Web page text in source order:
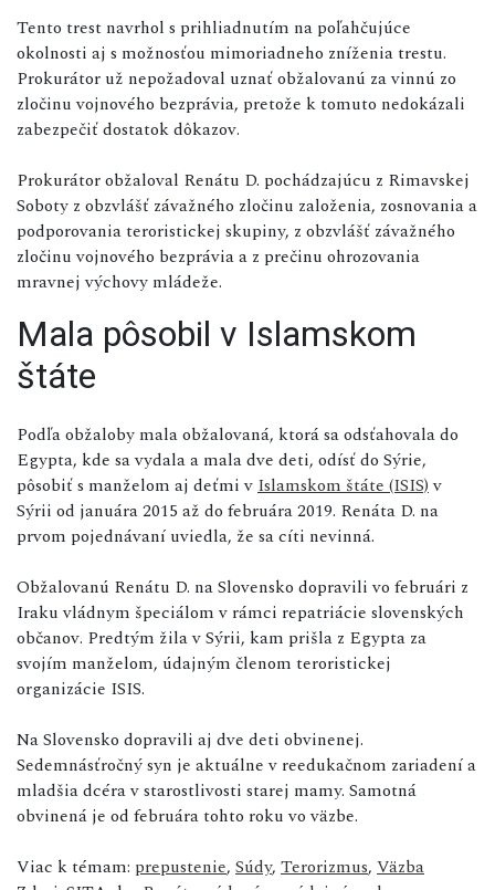
Tento trest navrhol s prihliadnutím na poľahčujúce
okolnosti aj s možnosťou mimoriadneho zníženia trestu.
Prokurátor už nepožadoval uznať obžalovanú za vinnú zo
zločinu vojnového bezprávia, pretože k tomuto nedokázali
zabezpečiť dostatok dôkazov.
Prokurátor obžaloval Renátu D. pochádzajúcu z Rimavskej
Soboty z obzvlášť závažného zločinu založenia, zosnovania a
podporovania teroristickej skupiny, z obzvlášť závažného
zločinu vojnového bezprávia a z prečinu ohrozovania
mravnej výchovy mládeže.
Mala pôsobil v Islamskom
štáte
Podľa obžaloby mala obžalovaná, ktorá sa odsťahovala do
Egypta, kde sa vydala a mala dve deti, odísť do Sýrie,
pôsobiť s manželom aj deťmi v Islamskom štáte (ISIS)v
Sýrii od januára 2015 až do februára 2019. Renáta D. na
prvom pojednávaní uviedla, že sa cíti nevinná.
Obžalovanú Renátu D. na Slovensko dopravili vo februári z
Iraku vládnym špeciálom v rámci repatriácie slovenských
občanov. Predtým žila v Sýrii, kam prišla z Egypta za
svojím manželom, údajným členom teroristickej
organizácie ISIS.
Na Slovensko dopravili aj dve deti obvinenej.
Sedemnásťročný syn je aktuálne v reedukačnom zariadení a
mladšia dcéra v starostlivosti starej mamy. Samotná
obvinená je od februára tohto roku vo väzbe.
Viac k témam: prepustenie, Súdy, Terorizmus, Väzba